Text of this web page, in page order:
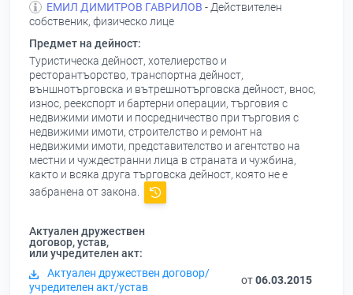
ЕМИЛ ДИМИТРОВ ГАВРИЛОВ - Действителен
собственик, физическо лице
Предмет на дейност:
Туристическа дейност, хотелиерство и
ресторантъорство, транспортна дейност,
външнотърговска и вътрешнотърговска дейност, внос,
износ, реекспорт и бартерни операции, търговия с
недвижими имоти и посредничество при търговия с
недвижими имоти, строителство и ремонт на
недвижими имоти, представителство и агентство на
местни и чуждестранни лица в страната и чужбина,
както и всяка друга търговска дейност, която не е
забранена от закона.
Актуален дружествен
договор, устав,
или учредителен акт:
Актуален дружествен договор/
учредителен акт/устав
от06.03.2015